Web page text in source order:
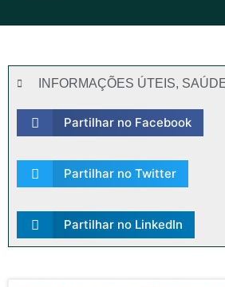
INFORMAÇÕES ÚTEIS,
Partilhar no Facebook
Partilhar no Twitter
Partilhar no LinkedIn